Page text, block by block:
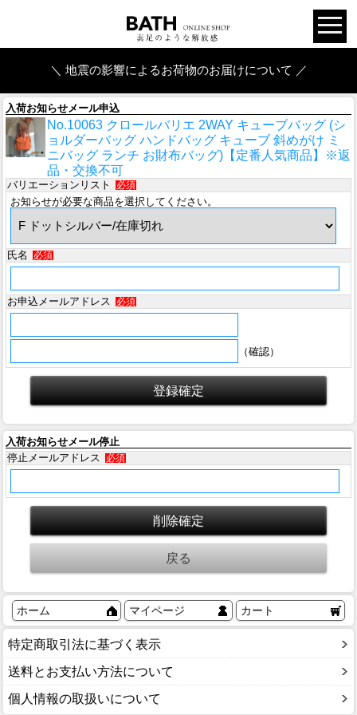
＼ 地震の影響によるお荷物のお届けについて ／
入荷お知らせメール申込
No.10063 クロールバリエ 2WAY キューブバッグ (シ
ョルダーバッグ ハンドバッグ キューブ 斜めがけ ミ
ニバッグ ランチ お財布バッグ)【定番人気商品】※返
品・交換不可
バリエーションリスト 必須
お知らせが必要な商品を選択してください。
氏名 必須
お申込メールアドレス 必須
（確認）
入荷お知らせメール停止
停止メールアドレス
必須
ホーム マイページ カート
特定商取引法に基づく表示
送料とお支払い方法について
個人情報の取扱いについて